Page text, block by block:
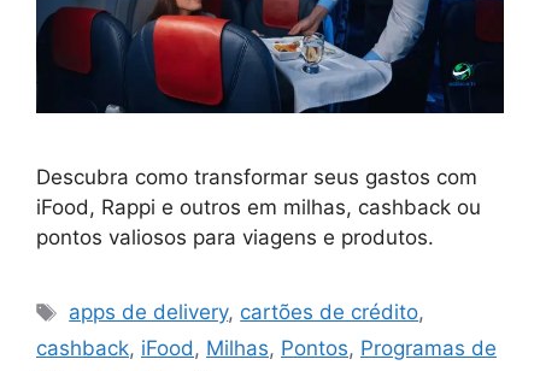
Descubra como transformar seus gastos com
iFood, Rappi e outros em milhas, cashback ou
pontos valiosos para viagens e produtos.
Tags
apps de delivery, cartões de crédito,
cashback, iFood, Milhas, Pontos, Programas de